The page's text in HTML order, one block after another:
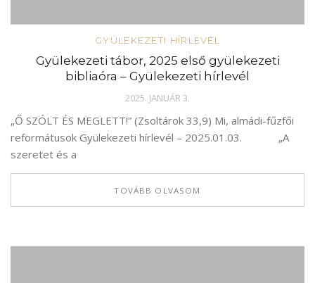
GYÜLEKEZETI HÍRLEVÉL
Gyülekezeti tábor, 2025 első gyülekezeti
bibliaóra – Gyülekezeti hírlevél
2025. JANUÁR 3.
„Ő SZÓLT ÉS MEGLETT!” (Zsoltárok 33,9) Mi, almádi-fűzfői
reformátusok Gyülekezeti hírlevél – 2025.01.03. „A
szeretet és a
TOVÁBB OLVASOM